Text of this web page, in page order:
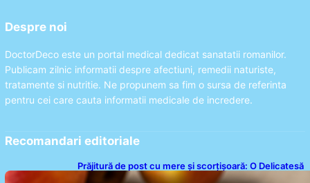
Despre noi
DoctorDeco este un portal medical dedicat sanatatii romanilor.
Publicam zilnic informatii despre afectiuni, remedii naturiste,
tratamente si nutritie. Ne propunem sa fim o sursa de referinta
pentru cei care cauta informatii medicale de incredere.
Recomandari editoriale
Prăjitură de post cu mere și scorțișoară: O Delicatesă
Dulce pentru Postul Adormirii Maicii Domnului